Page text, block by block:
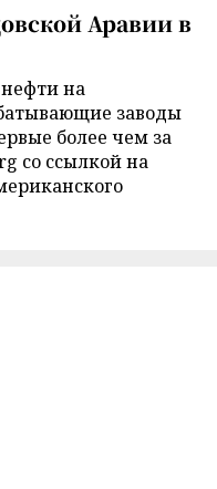
Аравии в
на
заводы
более чем за
со ссылкой на